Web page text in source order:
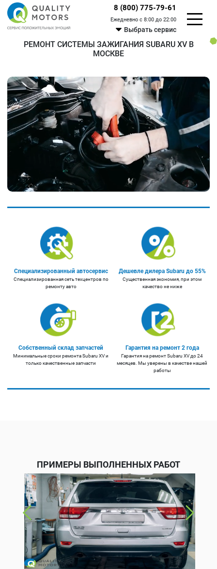
8 (800) 775-79-61
Ежедневно с 8:00 до 22:00
Выбрать сервис
РЕМОНТ СИСТЕМЫ ЗАЖИГАНИЯ SUBARU XV В
МОСКВЕ
Специализированный автосервис
Специализированная сеть техцентров по
ремонту авто
Дешевле дилера Subaru до 55%
Существенная экономия, при этом
качество не ниже
Собственный склад запчастей
Минимальные сроки ремонта Subaru XV и
только качественные запчасти
Гарантия на ремонт 2 года
Гарантия на ремонт Subaru XV до 24
месяцев. Мы уверены в качестве нашей
работы
ПРИМЕРЫ ВЫПОЛНЕННЫХ РАБОТ